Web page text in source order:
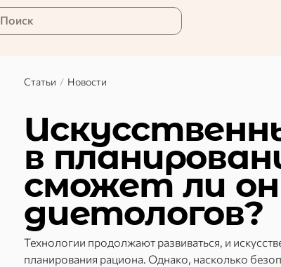
Поиск
Статьи / Новости
в
сможет ли
диетологов?
Технологии продолжают развиваться, и
планирования рациона. Однако, насколько